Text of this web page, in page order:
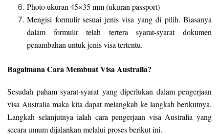
Photo ukuran 45×35 mm (ukuran passport)
Mengisi formulir sesuai jenis visa yang di pilih. Biasanya
dalam formulir telah tertera syarat-syarat dokumen
penambahan untuk jenis visa tertentu.
Bagaimana Cara Membuat Visa Australia?
Sesudah paham syarat-syarat yang diperlukan dalam pengerjaan
visa Australia maka kita dapat melangkah ke langkah berikutnya.
Langkah selanjutnya ialah cara pengerjaan visa Australia yang
secara umum dijalankan melalui proses berikut ini.